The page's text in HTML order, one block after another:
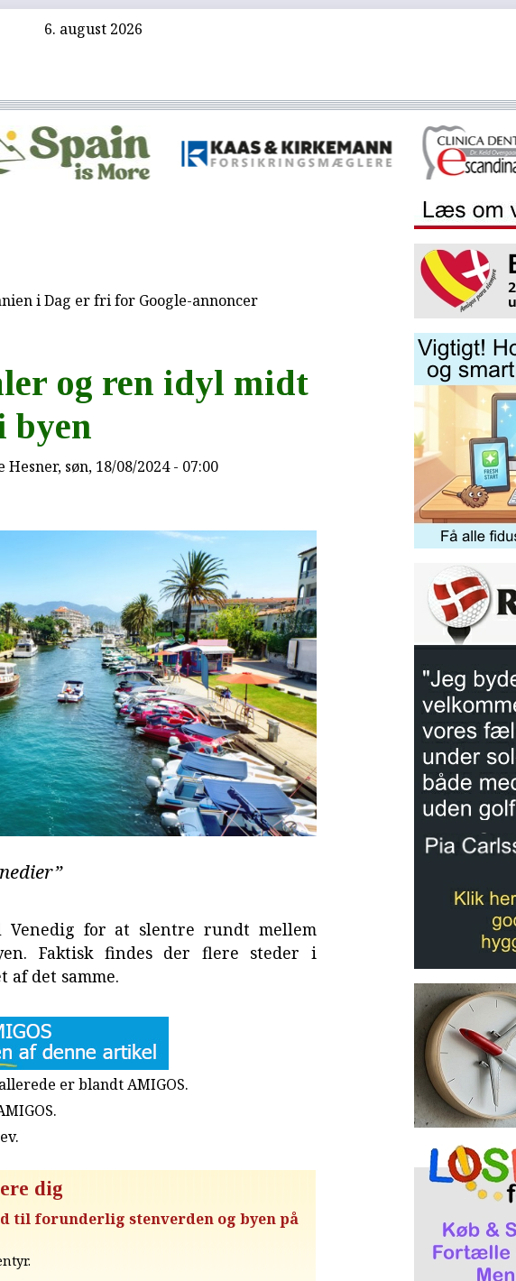
6. august 2026
i Dag er fri for Google-annoncer
og ren idyl midt
byen
Hesner, søn, 18/08/2024 - 07:00
for at slentre rundt mellem
Faktisk findes der flere steder i
af det samme.
er blandt AMIGOS.
.
dig
til forunderlig stenverden og byen på